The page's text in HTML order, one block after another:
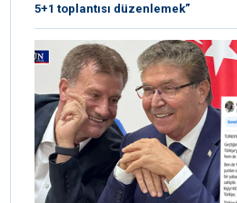
5+1 toplantısı düzenlemek”